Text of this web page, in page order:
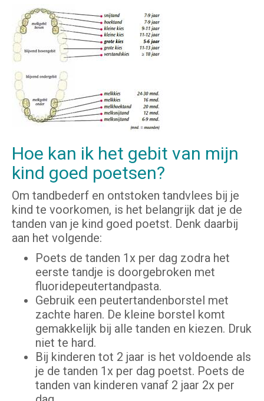
Hoe kan ik het gebit van mijn
kind goed poetsen?
Om tandbederf en ontstoken tandvlees bij je
kind te voorkomen, is het belangrijk dat je de
tanden van je kind goed poetst. Denk daarbij
aan het volgende:
Poets de tanden 1x per dag zodra het
eerste tandje is doorgebroken met
fluoridepeutertandpasta.
Gebruik een peutertandenborstel met
zachte haren. De kleine borstel komt
gemakkelijk bij alle tanden en kiezen. Druk
niet te hard.
Bij kinderen tot 2 jaar is het voldoende als
je de tanden 1x per dag poetst. Poets de
tanden van kinderen vanaf 2 jaar 2x per